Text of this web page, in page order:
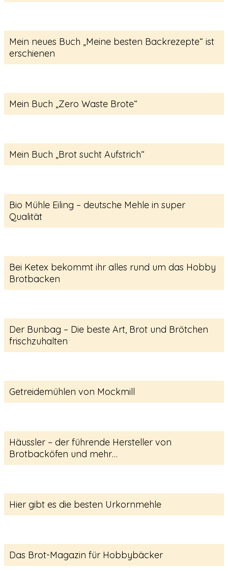
Mein neues Buch „Meine besten Backrezepte“ ist
erschienen
Mein Buch „Zero Waste Brote“
Mein Buch „Brot sucht Aufstrich“
Bio Mühle Eiling – deutsche Mehle in super
Qualität
Bei Ketex bekommt ihr alles rund um das Hobby
Brotbacken
Der Bunbag – Die beste Art, Brot und Brötchen
frischzuhalten
Getreidemühlen von Mockmill
Häussler – der führende Hersteller von
Brotbacköfen und mehr…
Hier gibt es die besten Urkornmehle
Das Brot-Magazin für Hobbybäcker